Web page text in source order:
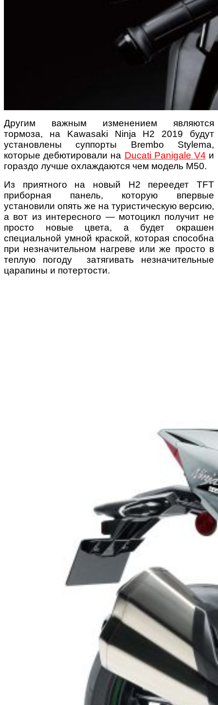
Другим важным изменением являются
тормоза, на Kawasaki Ninja H2 2019 будут
установлены суппорты Brembo Stylema,
которые дебютировали на Ducati Panigale V4 и
гораздо лучше охлаждаются чем модель M50.
Из приятного на новый H2 переедет TFT
приборная панель, которую впервые
установили опять же на туристическую версию,
а вот из интересного — мотоцикл получит не
просто новые цвета, а будет окрашен
специальной умной краской, которая способна
при незначительном нагреве или же просто в
теплую погоду затягивать незначительные
царапины и потертости.